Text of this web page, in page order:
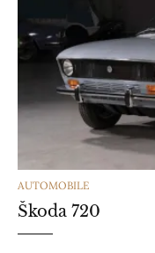
CATEGORIES
AUTOMOBILE
Škoda 720